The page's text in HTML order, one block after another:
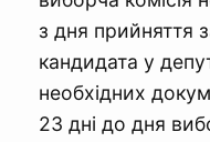
з дня прийняття
кандидата у
необхідних
23 дні до дня